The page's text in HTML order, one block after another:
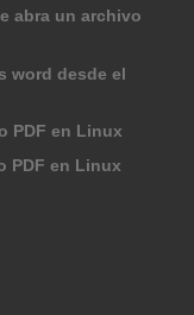
abra un archivo
word desde el
PDF en Linux
PDF en Linux